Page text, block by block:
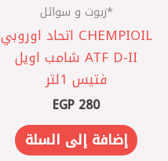
*زيوت و سوائل
CHEMPIOIL اتحاد اوروبي
ATF D-II شامب اويل
فتيس 1لتر
EGP 280
إضافة إلى السلة